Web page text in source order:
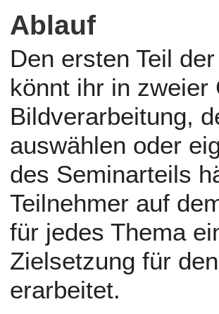
Ablauf
Den ersten Teil
könnt ihr in zweier
Bildverarbeitung,
auswählen oder
des Seminarteils
Teilnehmer auf
für jedes Thema
Zielsetzung für
erarbeitet.